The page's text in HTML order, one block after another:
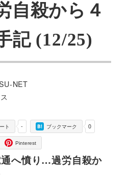
自殺から４
記 (12/25)
NET
-
ト 0
ブックマーク
Pinterest
へ憤り…過労自殺か